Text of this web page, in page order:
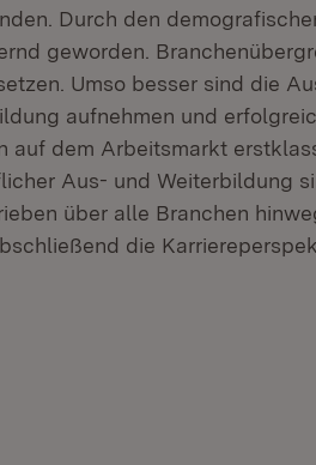
Durch den
geworden.
Umso besser sind die
aufnehmen und
auf dem Arbeitsmarkt
Aus- und Weiterbildung
über alle Branchen
die